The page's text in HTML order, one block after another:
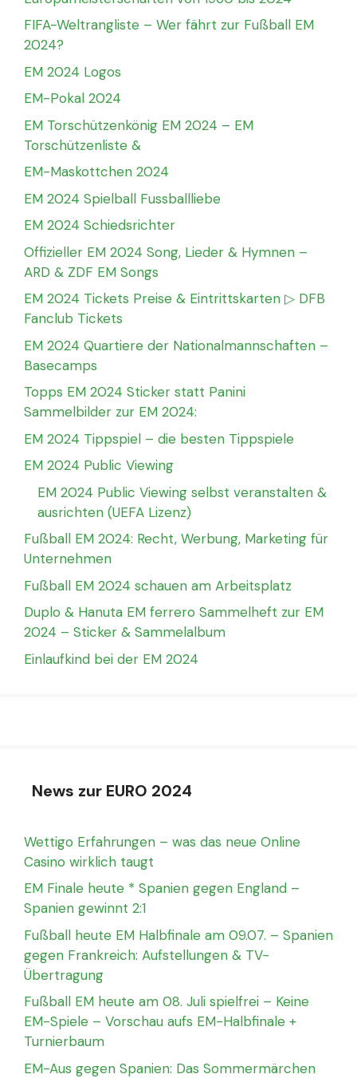
FIFA-Weltrangliste – Wer fährt zur Fußball EM
2024?
EM 2024 Logos
EM-Pokal 2024
EM Torschützenkönig EM 2024 – EM
Torschützenliste &
EM-Maskottchen 2024
EM 2024 Spielball Fussballliebe
EM 2024 Schiedsrichter
Offizieller EM 2024 Song, Lieder & Hymnen –
ARD & ZDF EM Songs
EM 2024 Tickets Preise & Eintrittskarten ▷ DFB
Fanclub Tickets
EM 2024 Quartiere der Nationalmannschaften –
Basecamps
Topps EM 2024 Sticker statt Panini
Sammelbilder zur EM 2024:
EM 2024 Tippspiel – die besten Tippspiele
EM 2024 Public Viewing
EM 2024 Public Viewing selbst veranstalten &
ausrichten (UEFA Lizenz)
Fußball EM 2024: Recht, Werbung, Marketing für
Unternehmen
Fußball EM 2024 schauen am Arbeitsplatz
Duplo & Hanuta EM ferrero Sammelheft zur EM
2024 – Sticker & Sammelalbum
Einlaufkind bei der EM 2024
News zur EURO 2024
Wettigo Erfahrungen – was das neue Online
Casino wirklich taugt
EM Finale heute * Spanien gegen England –
Spanien gewinnt 2:1
Fußball heute EM Halbfinale am 09.07. – Spanien
gegen Frankreich: Aufstellungen & TV-
Übertragung
Fußball EM heute am 08. Juli spielfrei – Keine
EM-Spiele – Vorschau aufs EM-Halbfinale +
Turnierbaum
EM-Aus gegen Spanien: Das Sommermärchen